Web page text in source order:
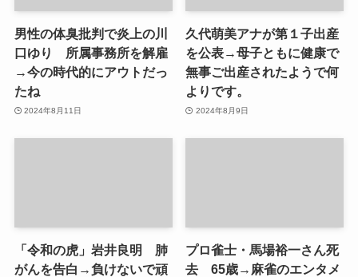
男性の体臭批判で炎上の川
口ゆり 所属事務所を解雇
→今の時代的にアウトだっ
たね
2024年8月11日
久代萌美アナが第１子出産
を公表→母子ともに健康で
無事ご出産されたようで何
よりです。
2024年8月9日
「令和の虎」岩井良明 肺
がんを告白→負けないで頑
プロ雀士・馬場裕一さん死
去 65歳→麻雀のエンタメ